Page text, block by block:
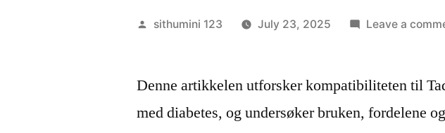
Posted
sithumini 123 July 23, 2025 Leave a
Denne artikkelen utforsker kompatibiliteten til
med diabetes, og undersøker bruken, fordelene